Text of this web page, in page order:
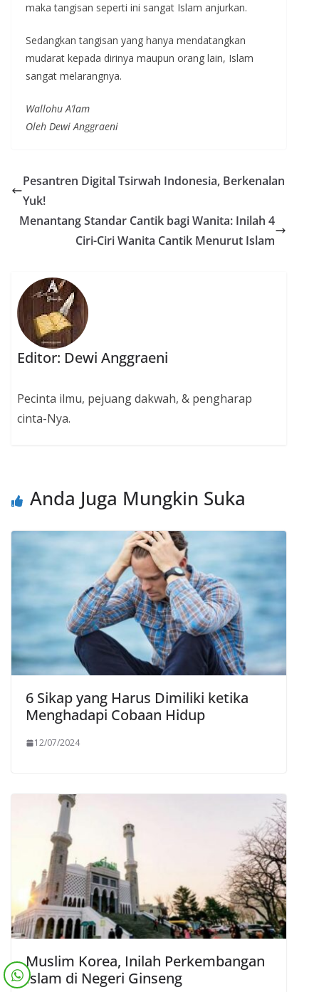
maka tangisan seperti ini sangat Islam anjurkan.
Sedangkan tangisan yang hanya mendatangkan
mudarat kepada dirinya maupun orang lain, Islam
sangat melarangnya.
Wallohu A’lam
Oleh Dewi Anggraeni
Pesantren Digital Tsirwah Indonesia, Berkenalan
Yuk!
Menantang Standar Cantik bagi Wanita: Inilah 4
Ciri-Ciri Wanita Cantik Menurut Islam
Editor: Dewi Anggraeni
Pecinta ilmu, pejuang dakwah, & pengharap
cinta-Nya.
Anda Juga Mungkin Suka
6 Sikap yang Harus Dimiliki ketika
Menghadapi Cobaan Hidup
12/07/2024
Muslim Korea, Inilah Perkembangan
Islam di Negeri Ginseng